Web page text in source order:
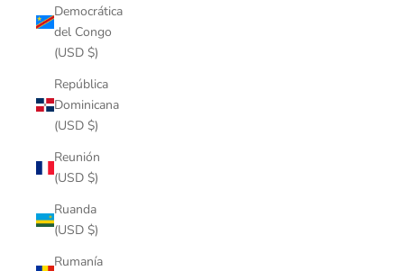
Democrática
del Congo
(USD $)
República
Dominicana
(USD $)
Reunión
(USD $)
Ruanda
(USD $)
Rumanía